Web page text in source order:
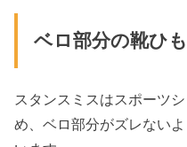
ベロ部分の靴ひ
スタンスミスはスポーツ
め、ベロ部分がズレない